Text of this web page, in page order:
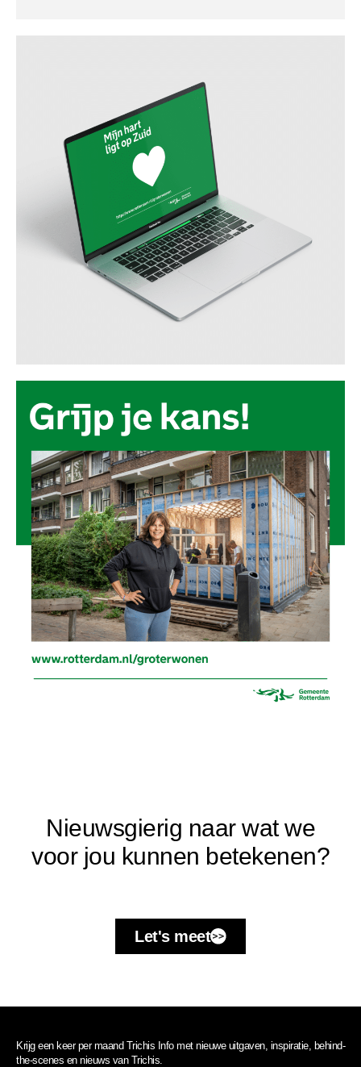
Nieuwsgierig naar wat we
voor jou kunnen betekenen?
Let's meet
Krijg een keer per maand Trichis Info met nieuwe uitgaven, inspiratie, behind-
the-scenes en nieuws van Trichis.